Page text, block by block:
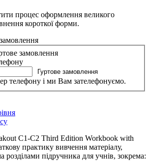
процес оформлення великого
короткої форми.
замовлення
Гуртове замовлення
телефону і ми Вам зателефонуємо.
C1-C2 Third Edition Workbook with
практику вивчення матеріалу,
розділами підручника для учнів, зокрема: